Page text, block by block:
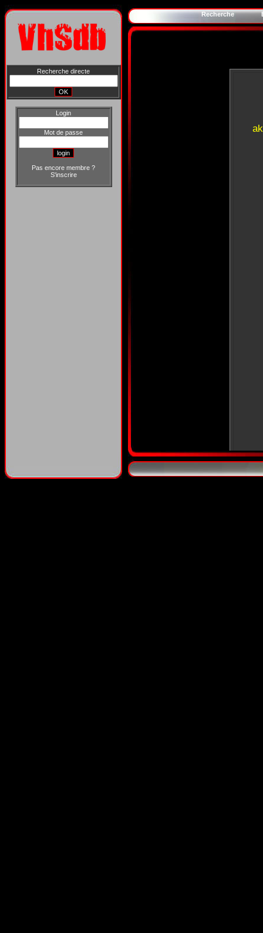
Recherche directe
Login
Mot de passe
Pas encore membre ?
S'inscrire
Recherche